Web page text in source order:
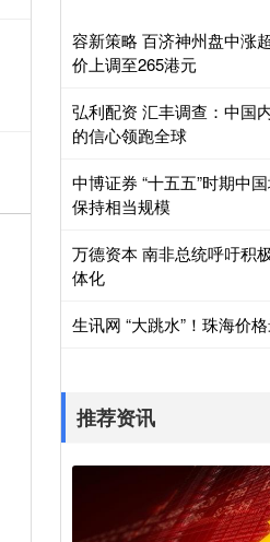
容新策略 百济神州盘中涨
价上调至265港元
弘利配资 汇丰调查：中国
的信心领跑全球
中博证券 “十五五”时期中
保持相当规模
万德资本 南非总统呼吁积
体化
生讯网 “大跳水”！珠海价
推荐资讯